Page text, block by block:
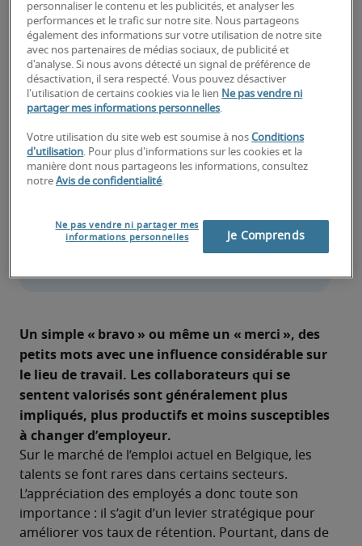
?
Quels sont les bienfaits de la
reconnaissance au travail ?
Par quels moyens montrer sa
reconnaissance ?
Au-delà de la récompense financière
Quelques pièges à éviter
leadership moderne
Un simple « bravo » ou même un « merci », des
petits mots avec une influence considérable sur
le lieu de travail. Les collaborateurs qui se
sentent valorisés sont généralement plus
impliqués, plus productifs et moins susceptibles
à changer d’employeur.
Sur le marché de l’emploi actuel en Belgique, les
talents se font rares dans certains secteurs.
L’appréciation des employés a donc toute son
importance : il s’agit d’un levier stratégique pour
améliorer vos taux de rétention. Pourtant, dans de
personnaliser le contenu et les publicités, et analyser les
performances et le trafic sur notre site. Nous partageons
également des informations sur votre utilisation de notre site
avec nos partenaires de médias sociaux, de publicité et
d'analyse. Si nous avons détecté un signal de préférence de
désactivation, il sera respecté. Vous pouvez désactiver
l'utilisation de certains cookies via le lien Ne pas vendre ni
partager mes informations personnelles.
Votre utilisation du site web est soumise à nosConditions
d'utilisation. Pour plus d'informations sur les cookies et la
manière dont nous partageons les informations, consultez
notreAvis de confidentialité.
Ne pas vendre ni partager mes
informations personnelles
Je Comprends